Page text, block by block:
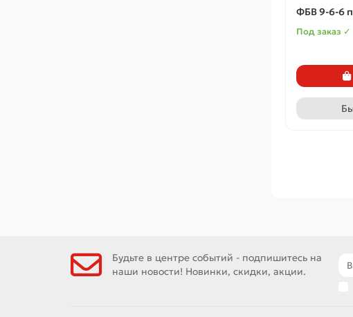
ФБВ 9-6-6 п
Под заказ ✓
Будьте в центре событий - подпишитесь на
наши новости! Новинки, скидки, акции.